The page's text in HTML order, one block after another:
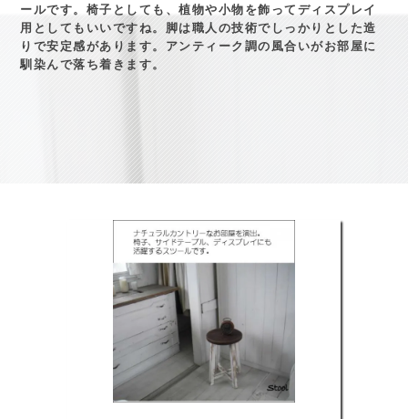
ールです。椅子としても、植物や小物を飾ってディスプレイ
用としてもいいですね。脚は職人の技術でしっかりとした造
りで安定感があります。アンティーク調の風合いがお部屋に
馴染んで落ち着きます。